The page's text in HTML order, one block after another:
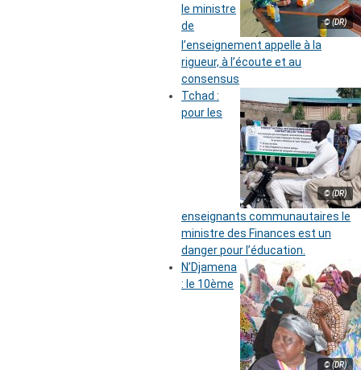
© (DR)
le ministre
de
l’enseignement appelle à la
rigueur, à l’écoute et au
consensus
© (DR)
Tchad :
pour les
enseignants communautaires le
ministre des Finances est un
danger pour l’éducation.
© (DR)
N’Djamena
: le 10ème